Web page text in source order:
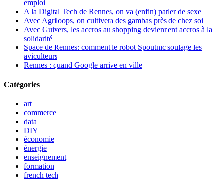
emploi
A la Digital Tech de Rennes, on va (enfin) parler de sexe
Avec Agriloops, on cultivera des gambas près de chez soi
Avec Guivers, les accros au shopping deviennent accros à la
solidarité
Space de Rennes: comment le robot Spoutnic soulage les
aviculteurs
Rennes : quand Google arrive en ville
Catégories
art
commerce
data
DIY
économie
énergie
enseignement
formation
french tech